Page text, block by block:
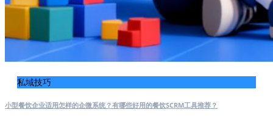
私域技巧
小型餐饮企业适用怎样的企微系统？有哪些好用的餐饮SCRM工具推荐？